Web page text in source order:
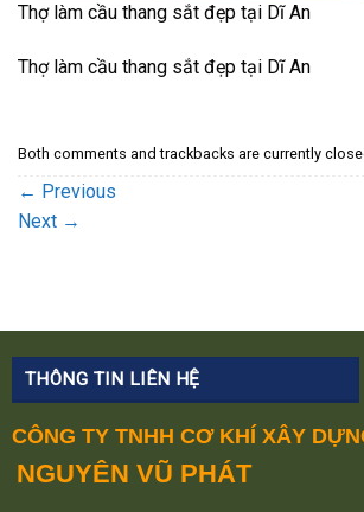
Thợ làm cầu thang sắt đẹp tại Dĩ An
Thợ làm cầu thang sắt đẹp tại Dĩ An
Both comments and trackbacks are currently
← Previous
Next →
THÔNG TIN LIÊN HỆ
CÔNG TY TNHH CƠ KHÍ XÂY
NGUYÊN VŨ PHÁT